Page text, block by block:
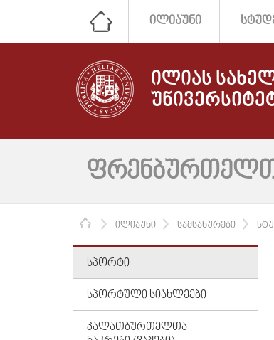
ᲘᲚᲘᲐᲣᲜᲘ
ᲘᲚᲘᲐᲡ
ᲛᲗᲐᲕᲐᲠᲘ
ᲘᲚᲘᲐᲣᲜᲘ ᲡᲐᲛᲡᲐᲮᲣᲠᲔᲑᲘ
ᲡᲞᲝᲠᲢᲘ
ᲡᲞᲝᲠᲢᲣᲚᲘ ᲡᲘᲐᲮᲚᲔᲔᲑᲘ
ᲙᲐᲚᲐᲗᲑᲣᲠᲗᲔᲚᲗᲐ